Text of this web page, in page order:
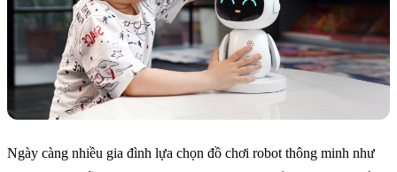
Ngày càng nhiều gia đình lựa chọn đồ chơi robot thông minh như